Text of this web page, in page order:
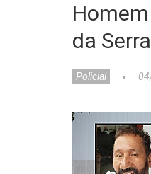
da Serra
Policial